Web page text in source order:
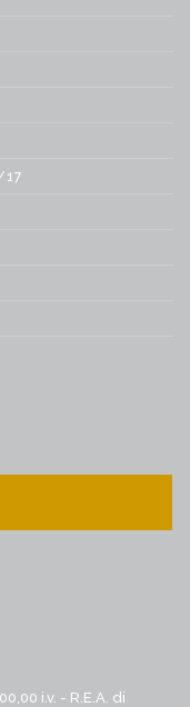
17
i.v. - R.E.A. di